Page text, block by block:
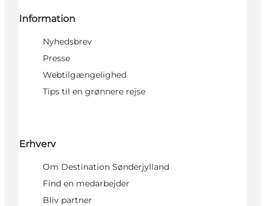
Information
Nyhedsbrev
Presse
Webtilgængelighed
Tips til en grønnere rejse
Erhverv
Om Destination Sønderjylland
Find en medarbejder
Bliv partner